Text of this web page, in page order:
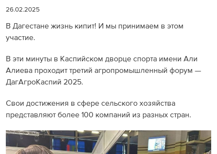
26.02.2025
В Дагестане жизнь кипит! И мы принимаем в этом
участие.
В эти минуты в Каспийском дворце спорта имени Али
Алиева проходит третий агропромышленный форум —
ДагАгроКаспий 2025.
Свои достижения в сфере сельского хозяйства
представляют более 100 компаний из разных стран.